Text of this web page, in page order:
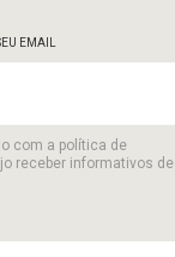
EMAIL
com a política de
receber informativos de